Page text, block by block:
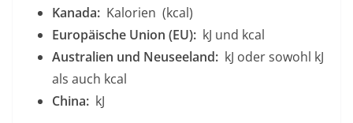
Kanada: Kalorien (kcal)
Europäische Union (EU): kJ und kcal
Australien und Neuseeland: kJ oder sowohl kJ
als auch kcal
China: kJ